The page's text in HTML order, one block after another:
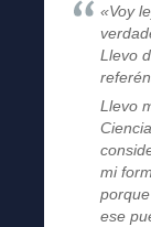
«Voy
Llevo
Llevo
mi
ese